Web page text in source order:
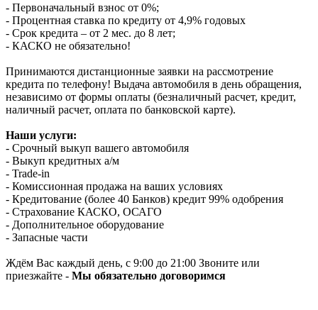
- Первоначальный взнос от 0%;
- Процентная ставка по кредиту от 4,9% годовых
- Срок кредита – от 2 мес. до 8 лет;
- КАСКО не обязательно!
Принимаются дистанционные заявки на рассмотрение
кредита по телефону! Выдача автомобиля в день обращения,
независимо от формы оплаты (безналичный расчет, кредит,
наличный расчет, оплата по банковской карте).
Наши услуги:
- Срочный выкуп вашего автомобиля
- Выкуп кредитных а/м
- Trade-in
- Комиссионная продажа на ваших условиях
- Кредитование (более 40 Банков) кредит 99% одобрения
- Страхование КАСКО, ОСАГО
- Дополнительное оборудование
- Запасные части
Ждём Вас каждый день, с 9:00 до 21:00 Звоните или
приезжайте - Мы обязательно договоримся